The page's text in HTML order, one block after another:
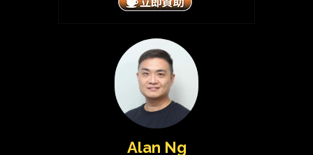
Alan Ng